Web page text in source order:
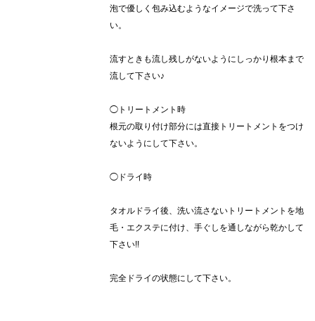
泡で優しく包み込むようなイメージで洗って下さ
い。
流すときも流し残しがないようにしっかり根本まで
流して下さい♪
◯トリートメント時
根元の取り付け部分には直接トリートメントをつけ
ないようにして下さい。
◯ドライ時
タオルドライ後、洗い流さないトリートメントを地
毛・エクステに付け、手ぐしを通しながら乾かして
下さい!!
完全ドライの状態にして下さい。